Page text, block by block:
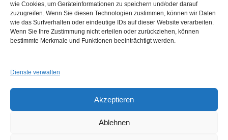
wie Cookies, um Geräteinformationen zu speichern und/oder darauf
zuzugreifen. Wenn Sie diesen Technologien zustimmen, können wir Daten
wie das Surfverhalten oder eindeutige IDs auf dieser Website verarbeiten.
Wenn Sie Ihre Zustimmung nicht erteilen oder zurückziehen, können
bestimmte Merkmale und Funktionen beeinträchtigt werden.
Dienste verwalten
Akzeptieren
Ablehnen
GUAD e.V.
info@guad-netz.de